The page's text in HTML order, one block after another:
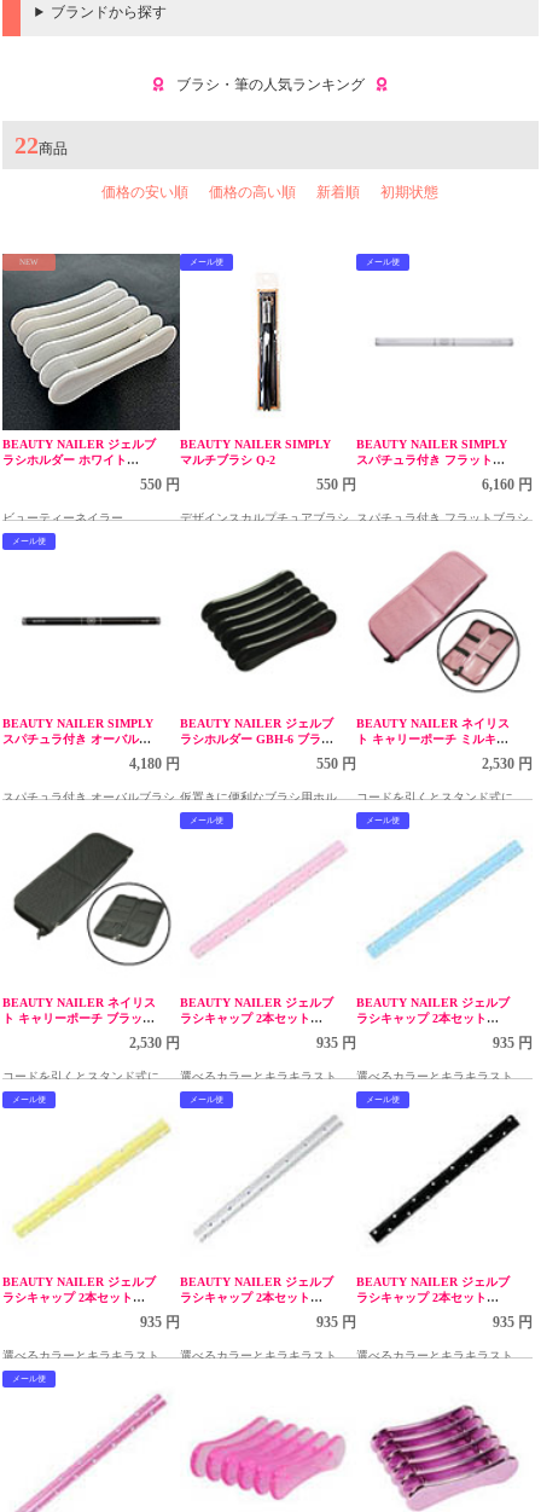
ブランドから探す
ブラシ・筆の人気ランキング
22商品
価格の安い順 価格の高い順 新着順 初期状態
NEW
BEAUTY NAILER ジェルブ
ラシホルダー ホワイト
550 円
ビューティーネイラー
メール便
BEAUTY NAILER SIMPLY
マルチブラシ Q-2
550 円
デザインスカルプチュアブラシ
メール便
BEAUTY NAILER SIMPLY
スパチュラ付き フラットブ
6,160 円
スパチュラ付き フラットブラシ
メール便
BEAUTY NAILER SIMPLY
スパチュラ付き オーバルブ
4,180 円
スパチュラ付き オーバルブラシ
BEAUTY NAILER ジェルブ
ラシホルダー GBH-6 ブラッ
550 円
仮置きに便利なブラシ用ホルダ
ー
BEAUTY NAILER ネイリス
ト キャリーポーチ ミルキー
2,530 円
コードを引くとスタンド式にな
るブラシ・ニッパーケース
BEAUTY NAILER ネイリス
ト キャリーポーチ ブラック
2,530 円
コードを引くとスタンド式にな
るブラシ・ニッパーケース
メール便
BEAUTY NAILER ジェルブ
ラシキャップ 2本セット
935 円
選べるカラーとキラキラストー
ンのデザインが可愛いジェルブ
ラシ専用キャップ(2本セット)
メール便
BEAUTY NAILER ジェルブ
ラシキャップ 2本セット
935 円
選べるカラーとキラキラストー
ンのデザインが可愛いジェルブ
ラシ専用キャップ(2本セット)
メール便
BEAUTY NAILER ジェルブ
ラシキャップ 2本セット
935 円
選べるカラーとキラキラストー
ンのデザインが可愛いジェルブ
ラシ専用キャップ(2本セット)
メール便
BEAUTY NAILER ジェルブ
ラシキャップ 2本セット
935 円
選べるカラーとキラキラストー
メール便
BEAUTY NAILER ジェルブ
ラシキャップ 2本セット
935 円
選べるカラーとキラキラストー
メール便